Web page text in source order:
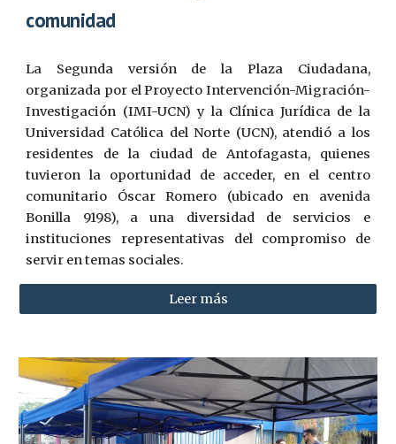
comunidad
La Segunda versión de la Plaza Ciudadana,
organizada por el Proyecto Intervención-Migración-
Investigación (IMI-UCN) y la Clínica Jurídica de la
Universidad Católica del Norte (UCN), atendió a los
residentes de la ciudad de Antofagasta, quienes
tuvieron la oportunidad de acceder, en el centro
comunitario Óscar Romero (ubicado en avenida
Bonilla 9198), a una diversidad de servicios e
instituciones representativas del compromiso de
servir en temas sociales.
Leer más